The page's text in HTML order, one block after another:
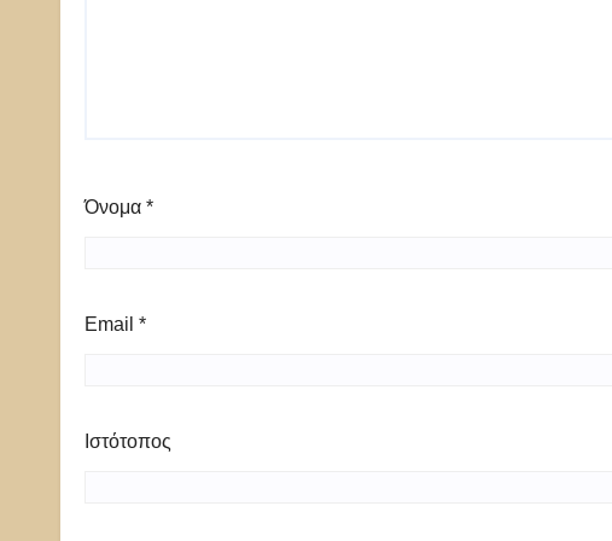
Όνομα *
Email *
Ιστότοπος